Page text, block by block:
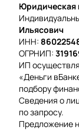
Ильясович
ИНН:
ОГРНИП:
ИП
«Деньги
подбору
Сведения о
по запросу.
Предложение